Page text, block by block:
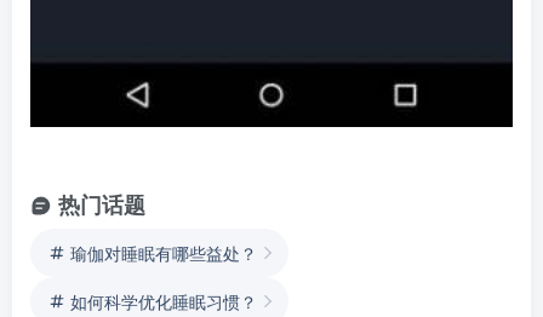
热门话题
瑜伽对睡眠有哪些益处？
如何科学优化睡眠习惯？